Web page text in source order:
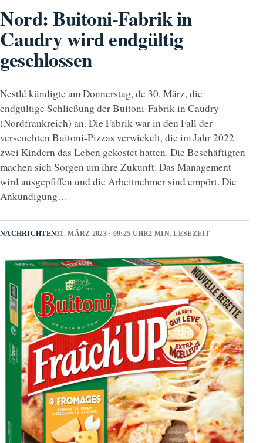
Nord: Buitoni-Fabrik in
Caudry wird endgültig
geschlossen
Nestlé kündigte am Donnerstag, de 30. März, die
endgültige Schließung der Buitoni-Fabrik in Caudry
(Nordfrankreich) an. Die Fabrik war in den Fall der
verseuchten Buitoni-Pizzas verwickelt, die im Jahr 2022
zwei Kindern das Leben gekostet hatten. Die Beschäftigten
machen sich Sorgen um ihre Zukunft. Das Management
wird ausgepfiffen und die Arbeitnehmer sind empört. Die
Ankündigung…
NACHRICHTEN31. MÄRZ 2023 · 09:25 UHR2 MIN. LESEZEIT